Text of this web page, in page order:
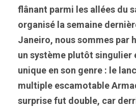
flânant parmi les allées du
organisé la semaine
Janeiro, nous sommes par
un système plutôt singulier
unique en son genre : le
multiple escamotable
surprise fut double, car